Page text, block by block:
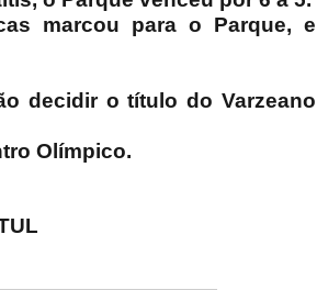
marcou para o Parque, e
decidir o título do Varzeano
Olímpico.